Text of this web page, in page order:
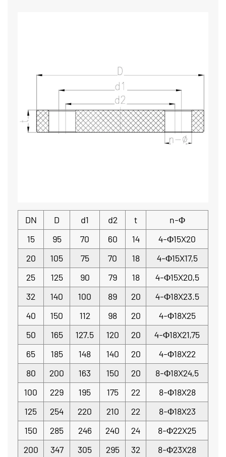
DN D d1 d2 t
n-Φ
15
95 70 60 14
4-Φ15X20
20
105 75 70 18
4-Φ15X17,5
25
125 90 79 18
4-Φ15X20,5
32
140 100 89 20
4-Φ18X23.5
40
150 112 98 20
4-Φ18X25
50
165 127.5 120 20
4-Φ18X21,75
65
185 148 140 20
4-Φ18X22
80
200 163 150 20
8-Φ18X24,5
100
229 195 175 22
8-Φ18X28
125
254 220 210 22
8-Φ18X23
150
285 246 240 24
8-Φ22X25
200
347 305 295 32 8-Φ23X28